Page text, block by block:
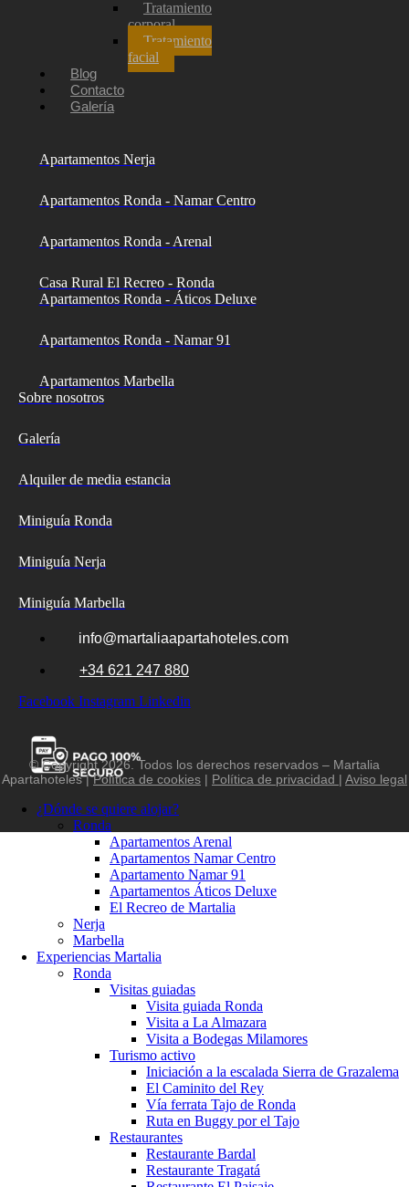
Tratamiento
corporal
Tratamiento
facial
Blog
Contacto
Galería
Apartamentos Nerja
Apartamentos Ronda - Namar Centro
Apartamentos Ronda - Arenal
Casa Rural El Recreo - Ronda
Apartamentos Ronda - Áticos Deluxe
Apartamentos Ronda - Namar 91
Apartamentos Marbella
Sobre nosotros
Galería
Alquiler de media estancia
Miniguía Ronda
Miniguía Nerja
Miniguía Marbella
info@martaliaapartahoteles.com
+34 621 247 880
Facebook Instagram Linkedin
© Copyright 2026. Todos los derechos reservados – Martalia
Apartahoteles |Política de cookies | Política de privacidad | Aviso legal
¿Dónde se quiere alojar?
Ronda
Apartamentos Arenal
Apartamentos Namar Centro
Apartamento Namar 91
Apartamentos Áticos Deluxe
El Recreo de Martalia
Nerja
Marbella
Experiencias Martalia
Ronda
Visitas guiadas
Visita guiada Ronda
Visita a La Almazara
Visita a Bodegas Milamores
Turismo activo
Iniciación a la escalada Sierra de Grazalema
El Caminito del Rey
Vía ferrata Tajo de Ronda
Ruta en Buggy por el Tajo
Restaurantes
Restaurante Bardal
Restaurante Tragatá